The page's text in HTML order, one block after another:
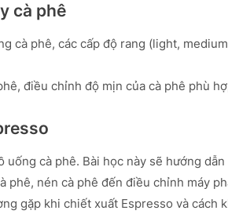
cà phê
cà phê, các cấp độ rang (light,
điều chỉnh độ mịn của cà phê phù
uống cà phê. Bài học này sẽ hướng
phê, nén cà phê đến điều chỉnh máy
gặp khi chiết xuất Espresso và cách